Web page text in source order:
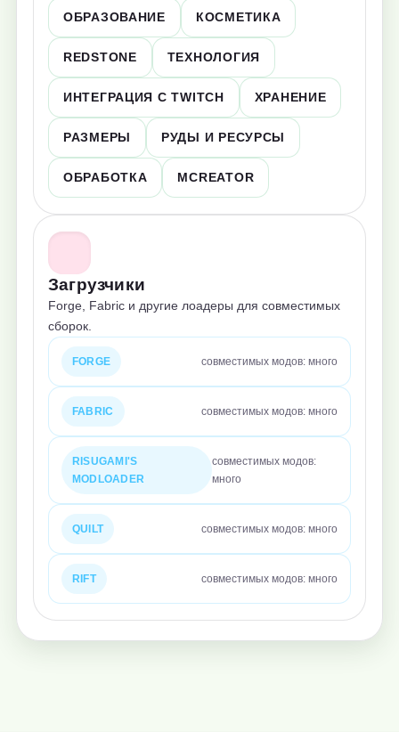
ОБРАЗОВАНИЕ КОСМЕТИКА
REDSTONE ТЕХНОЛОГИЯ
ИНТЕГРАЦИЯ С TWITCH ХРАНЕНИЕ
РАЗМЕРЫ РУДЫ И РЕСУРСЫ
ОБРАБОТКА MCREATOR
Загрузчики
Forge, Fabric и другие лоадеры для совместимых
сборок.
FORGE совместимых модов: много
FABRIC совместимых модов: много
RISUGAMI'S
MODLOADER
совместимых модов:
много
QUILT совместимых модов: много
RIFT совместимых модов: много